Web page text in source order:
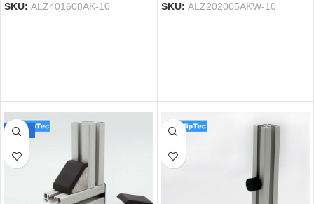
SKU: ALZ401608AK-10 SKU: ALZ202005AKW-10
-44%